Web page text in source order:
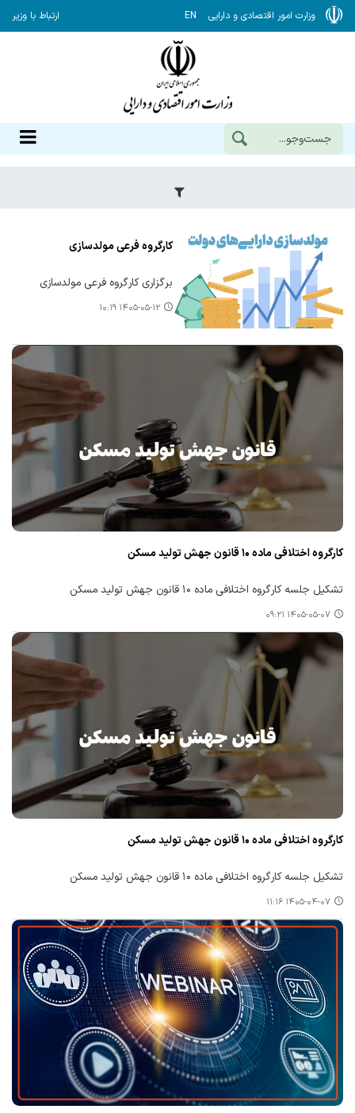
وزارت امور اقتصادی و دارایی EN ارتباط با وزیر
کارگروه فرعی مولدسازی
برگزاری کارگروه فرعی مولدسازی
۱۴۰۵-۰۵-۱۲ ۱۰:۱۹
کارگروه اختلافی ماده ۱۰ قانون جهش تولید مسکن
تشکیل جلسه کارگروه اختلافی ماده ۱۰ قانون جهش تولید مسکن
۱۴۰۵-۰۵-۰۷ ۰۹:۲۱
کارگروه اختلافی ماده ۱۰ قانون جهش تولید مسکن
تشکیل جلسه کارگروه اختلافی ماده ۱۰ قانون جهش تولید مسکن
۱۴۰۵-۰۴-۰۷ ۱۱:۱۶